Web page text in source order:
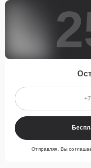
Отправляя, Вы